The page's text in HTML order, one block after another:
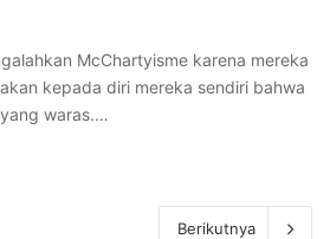
McChartyisme karena mereka
kepada diri mereka sendiri bahwa
waras.…
Berikutnya